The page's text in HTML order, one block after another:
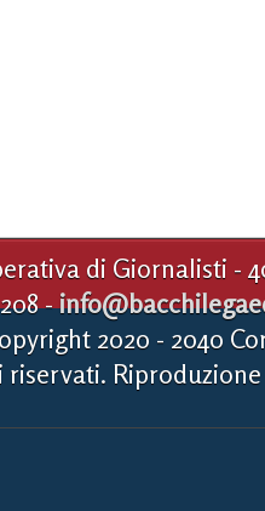
di Giornalisti -
-
2020 - 2040